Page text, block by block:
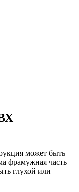
может быть
фрамужная часть
глухой или